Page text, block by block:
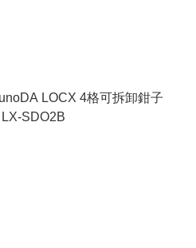
LOCX 4格可拆卸鉗子
SDO2B